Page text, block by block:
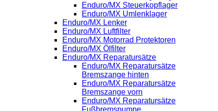
Enduro/MX Steuerkopflager
Enduro/MX Umlenklager
Enduro/MX Lenker
Enduro/MX Luftfilter
Enduro/MX Motorrad Protektoren
Enduro/MX Ölfilter
Enduro/MX Reparatursätze
Enduro/MX Reparatursätze
Bremszange hinten
Enduro/MX Reparatursätze
Bremszange vorn
Enduro/MX Reparatursätze
Fußbremspumpe